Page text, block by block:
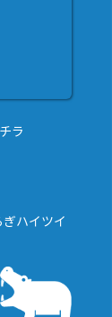
ラ
ハイツイ